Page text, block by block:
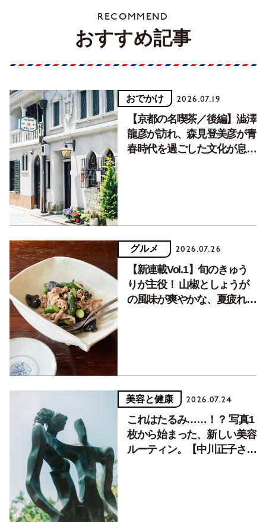
RECOMMEND
おすすめ記事
おでかけ 2026.07.19
【京都の名喫茶／後編】澁澤
龍彦が訪れ、森見登美彦が青
春時代を過ごした文化が息づ
グルメ 2026.07.26
【新連載Vol.1】旬のきゅう
りが主役！ 山椒としょうが
の風味が爽やかな、夏疲れを
美容と健康 2026.07.24
これはたるみ……！？ 写真1
枚から始まった、新しい美容
ルーティン。【中川正子さん